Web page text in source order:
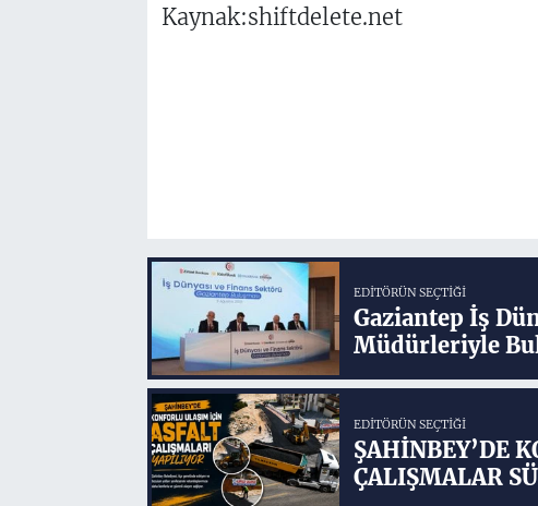
Kaynak:shiftdelete.net
EDITÖRÜN SEÇTIĞI
Gaziantep İş
Müdürleriyle
EDITÖRÜN SEÇTIĞI
ŞAHİNBEY’DE
ÇALIŞMALAR